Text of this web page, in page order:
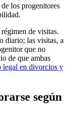
los progenitores
de visitas.
diario; las visitas, a
que no
de que ambas
legal en divorcios y
según